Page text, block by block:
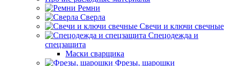
Ремни
Сверла
Свечи и ключи свечные
Спецодежда и
спецзащита
Маски сварщика
Фрезы, шарошки